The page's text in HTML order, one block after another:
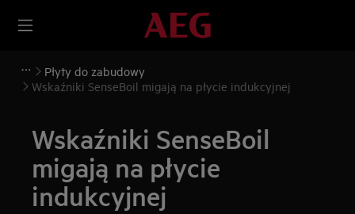
Płyty do zabudowy
Wskaźniki SenseBoil migają na płycie indukcyjnej
Wskaźniki SenseBoil
migają na płycie
indukcyjnej